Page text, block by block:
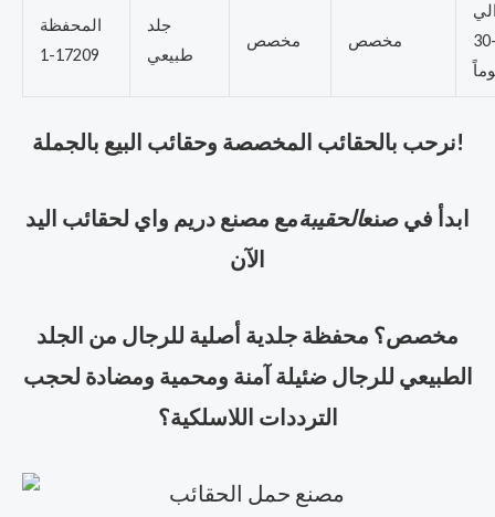
المحفظة
17209-1
جلد
طبيعي
مخصص مخصص
20-30
نرحب بالحقائب المخصصة وحقائب البيع بالجملة!
ابدأ في صنعالحقيبةمع مصنع دريم واي لحقائب اليد
الآن
مخصص؟ محفظة جلدية أصلية للرجال من الجلد
الطبيعي للرجال ضئيلة آمنة ومحمية ومضادة لحجب
الترددات اللاسلكية؟